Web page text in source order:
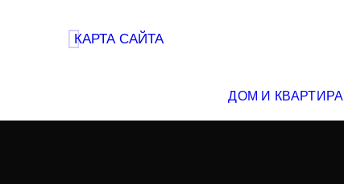
КАРТА САЙТА
ДОМ И КВАРТИРА